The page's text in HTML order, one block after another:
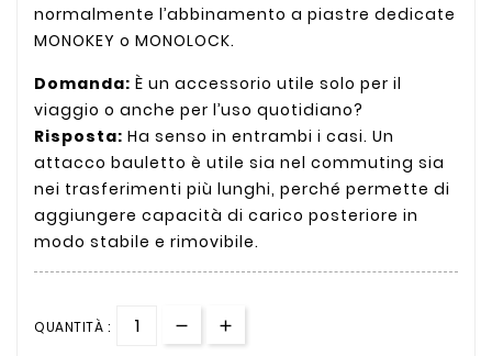
normalmente l’abbinamento a piastre dedicate
MONOKEY o MONOLOCK.
Domanda: È un accessorio utile solo per il
viaggio o anche per l’uso quotidiano?
Risposta: Ha senso in entrambi i casi. Un
attacco bauletto è utile sia nel commuting sia
nei trasferimenti più lunghi, perché permette di
aggiungere capacità di carico posteriore in
modo stabile e rimovibile.
QUANTITÀ :